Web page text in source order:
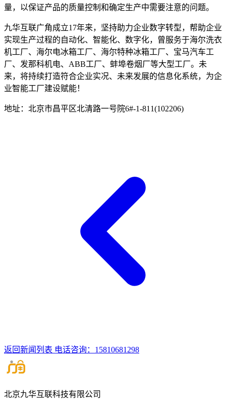
量，以保证产品的质量控制和确定生产中需要注意的问题。
九华互联广角成立17年来，坚持助力企业数字转型，帮助企业
实现生产过程的自动化、智能化、数字化，曾服务于海尔洗衣
机工厂、海尔电冰箱工厂、海尔特种冰箱工厂、宝马汽车工
厂、发那科机电、ABB工厂、蚌埠卷烟厂等大型工厂。未
来，将持续打造符合企业实况、未来发展的信息化系统，为企
业智能工厂建设赋能！
地址：北京市昌平区北清路一号院6#-1-811(102206)
返回新闻列表 电话咨询：15810681298
北京九华互联科技有限公司